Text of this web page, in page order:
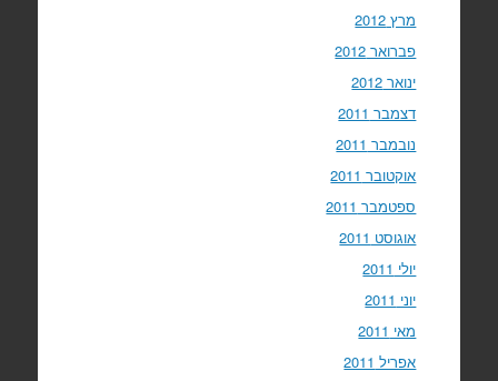
מרץ 2012
פברואר 2012
ינואר 2012
דצמבר 2011
נובמבר 2011
אוקטובר 2011
ספטמבר 2011
אוגוסט 2011
יולי 2011
יוני 2011
מאי 2011
אפריל 2011